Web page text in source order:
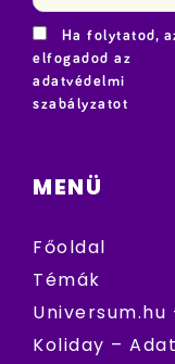
Ha folytatod,
elfogadod az
adatvédelmi
szabályzatot
MENÜ
Főoldal
Témák
Koliday –